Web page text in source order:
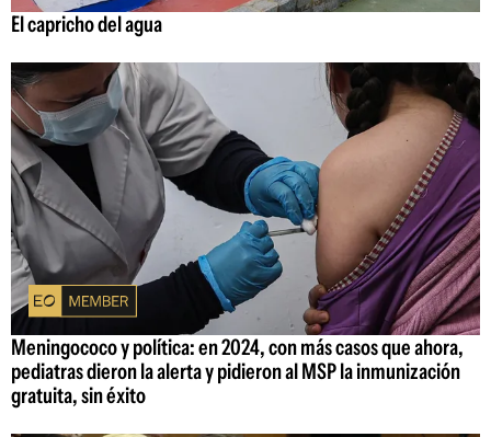
El capricho del agua
Meningococo y política: en 2024, con más casos que ahora,
pediatras dieron la alerta y pidieron al MSP la inmunización
gratuita, sin éxito